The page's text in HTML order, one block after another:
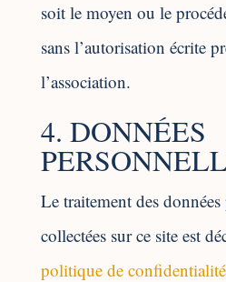
soit le moyen ou le
sans l’autorisation écrite
l’association.
4. DONNÉES
Le traitement des
collectées sur ce site est
politique de confidentialité